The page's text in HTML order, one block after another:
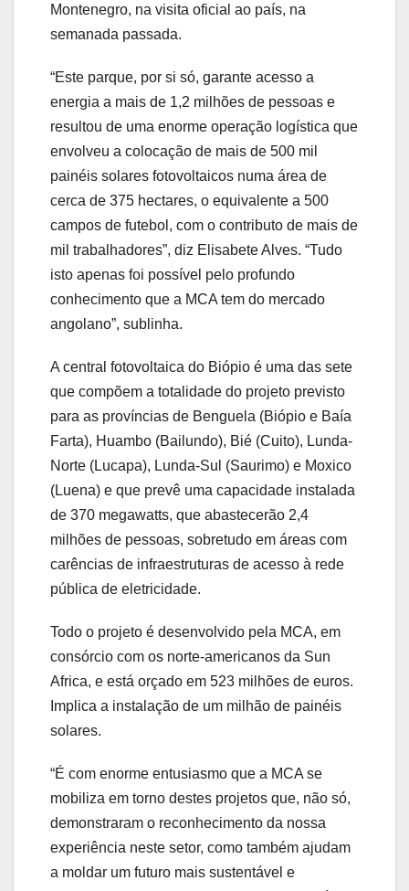
Montenegro, na visita oficial ao país, na
semanada passada.
“Este parque, por si só, garante acesso a
energia a mais de 1,2 milhões de pessoas e
resultou de uma enorme operação logística que
envolveu a colocação de mais de 500 mil
painéis solares fotovoltaicos numa área de
cerca de 375 hectares, o equivalente a 500
campos de futebol, com o contributo de mais de
mil trabalhadores”, diz Elisabete Alves. “Tudo
isto apenas foi possível pelo profundo
conhecimento que a MCA tem do mercado
angolano”, sublinha.
A central fotovoltaica do Biópio é uma das sete
que compõem a totalidade do projeto previsto
para as províncias de Benguela (Biópio e Baía
Farta), Huambo (Bailundo), Bié (Cuito), Lunda-
Norte (Lucapa), Lunda-Sul (Saurimo) e Moxico
(Luena) e que prevê uma capacidade instalada
de 370 megawatts, que abastecerão 2,4
milhões de pessoas, sobretudo em áreas com
carências de infraestruturas de acesso à rede
pública de eletricidade.
Todo o projeto é desenvolvido pela MCA, em
consórcio com os norte-americanos da Sun
Africa, e está orçado em 523 milhões de euros.
Implica a instalação de um milhão de painéis
solares.
“É com enorme entusiasmo que a MCA se
mobiliza em torno destes projetos que, não só,
demonstraram o reconhecimento da nossa
experiência neste setor, como também ajudam
a moldar um futuro mais sustentável e